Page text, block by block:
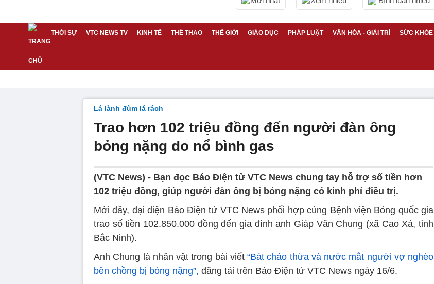
THỜI SỰ VTC NEWS TV KINH TẾ THỂ THAO THẾ GIỚI GIÁO DỤC PHÁP LUẬT VĂN HÓA - GIẢI TRÍ SỨC KHỎE
Lá lành đùm lá rách
Trao hơn 102 triệu đồng đến người đàn ông
bỏng nặng do nổ bình gas
(VTC News) - Bạn đọc Báo Điện tử VTC News chung tay hỗ trợ số tiền hơn
102 triệu đồng, giúp người đàn ông bị bỏng nặng có kinh phí điều trị.
Mới đây, đại diện Báo Điện tử VTC News phối hợp cùng Bệnh viện Bỏng quốc gia
trao số tiền 102.850.000 đồng đến gia đình anh Giáp Văn Chung (xã Cao Xá, tỉnh
Bắc Ninh).
Anh Chung là nhân vật trong bài viết “Bát cháo thừa và nước mắt người vợ nghèo
bên chồng bị bỏng nặng”, đăng tải trên Báo Điện tử VTC News ngày 16/6.